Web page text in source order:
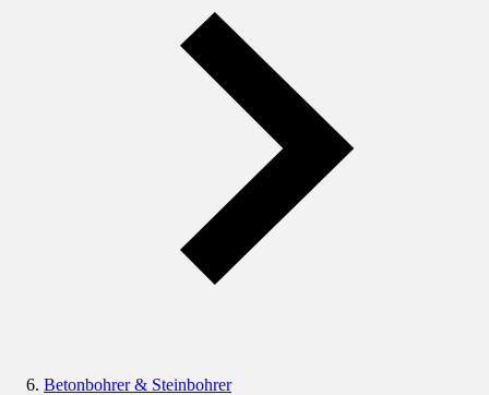
Betonbohrer & Steinbohrer